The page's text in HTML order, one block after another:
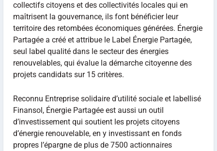
collectifs citoyens et des collectivités locales qui en
maîtrisent la gouvernance, ils font bénéficier leur
territoire des retombées économiques générées. Énergie
Partagée a créé et attribue le Label Énergie Partagée,
seul label qualité dans le secteur des énergies
renouvelables, qui évalue la démarche citoyenne des
projets candidats sur 15 critères.
Reconnu Entreprise solidaire d’utilité sociale et labellisé
Finansol, Énergie Partagée est aussi un outil
d’investissement qui soutient les projets citoyens
d’énergie renouvelable, en y investissant en fonds
propres l’épargne de plus de 7500 actionnaires